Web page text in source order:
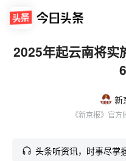
2025年起云南将实
新
《新京报》官方
头条听资讯，时事尽掌